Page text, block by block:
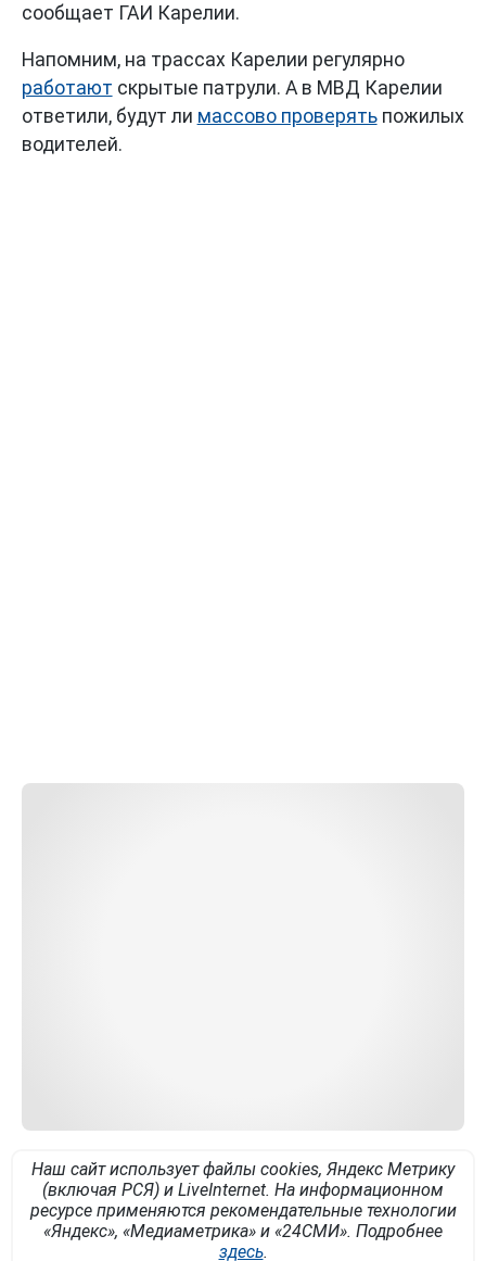
сообщает ГАИ Карелии.
Напомним, на трассах Карелии регулярно
работают скрытые патрули. А в МВД Карелии
ответили, будут ли массово проверятьпожилых
водителей.
Наш сайт использует файлы cookies, Яндекс Метрику
(включая РСЯ) и LiveInternet. На информационном
ресурсе применяются рекомендательные технологии
«Яндекс», «Медиаметрика» и «24СМИ». Подробнее
здесь.